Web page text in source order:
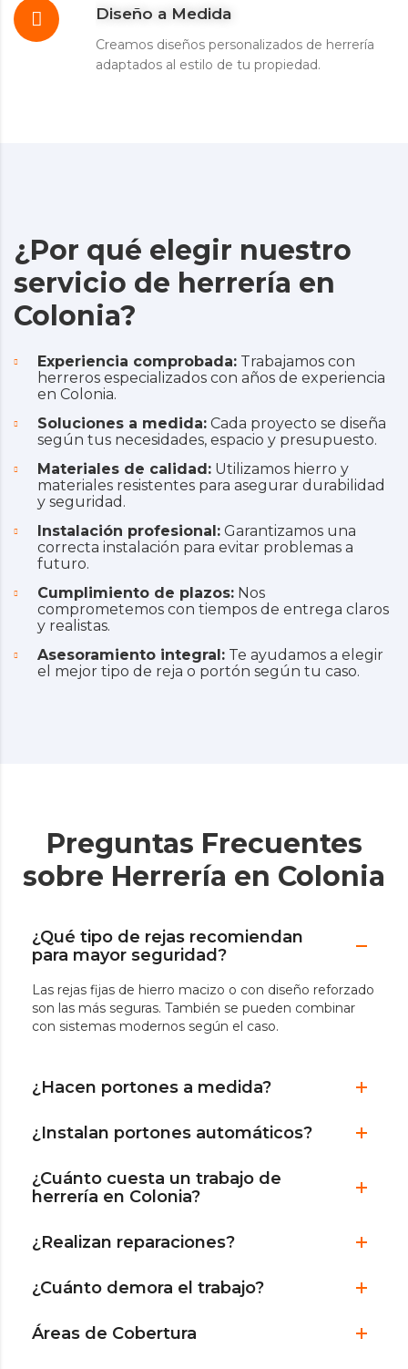
Diseño a Medida
Creamos diseños personalizados de herrería
adaptados al estilo de tu propiedad.
¿Por qué elegir nuestro
servicio de herrería en
Colonia?
Experiencia comprobada: Trabajamos con
herreros especializados con años de experiencia
en Colonia.
Soluciones a medida: Cada proyecto se diseña
según tus necesidades, espacio y presupuesto.
Materiales de calidad: Utilizamos hierro y
materiales resistentes para asegurar durabilidad
y seguridad.
Instalación profesional: Garantizamos una
correcta instalación para evitar problemas a
futuro.
Cumplimiento de plazos: Nos
comprometemos con tiempos de entrega claros
y realistas.
Asesoramiento integral: Te ayudamos a elegir
el mejor tipo de reja o portón según tu caso.
Preguntas Frecuentes
sobre Herrería en Colonia
¿Qué tipo de rejas recomiendan
para mayor seguridad?
Las rejas fijas de hierro macizo o con diseño reforzado
son las más seguras. También se pueden combinar
con sistemas modernos según el caso.
¿Hacen portones a medida?
¿Instalan portones automáticos?
¿Cuánto cuesta un trabajo de
herrería en Colonia?
¿Realizan reparaciones?
¿Cuánto demora el trabajo?
Áreas de Cobertura